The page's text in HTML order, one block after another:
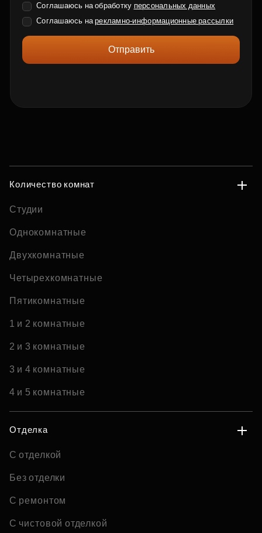
Соглашаюсь на обработку персональных данных
Соглашаюсь нарекламно-информационные рассылки
Отправить
Количество комнат
Студии
Однокомнатные
Двухкомнатные
Четырехкомнатные
Пятикомнатные
1 и 2 комнатные
2 и 3 комнатные
3 и 4 комнатные
4 и 5 комнатные
Отделка
С отделкой
Без отделки
С ремонтом
С чистовой отделкой